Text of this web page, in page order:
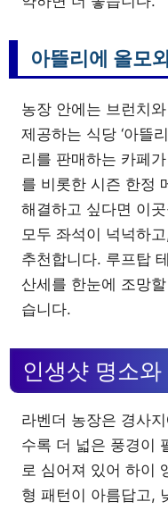
아뜰리에 올모
농장 안에는 브런치
제공하는 식당 ‘아뜰
리를 판매하는 카페
를 비롯한 시즌 한정
해결하고 싶다면 이
모두 좌석이 넉넉하
추천합니다. 루프탑
산세를 한눈에 조망
습니다.
인생샷 명소
라벤더 농장은 경사
수록 더 넓은 풍경이
로 심어져 있어 하이
형 패턴이 아름답고,